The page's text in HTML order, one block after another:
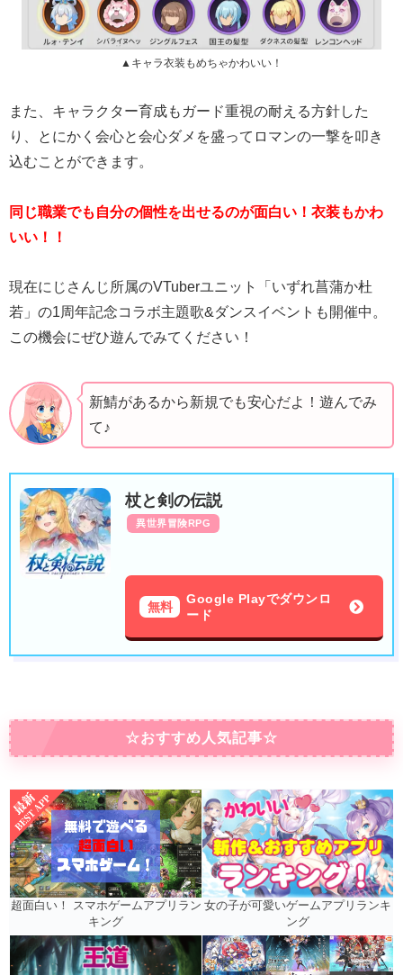
▲キャラ衣装もめちゃかわいい！
また、キャラクター育成もガード重視の耐える方針した
り、とにかく会心と会心ダメを盛ってロマンの一撃を叩き
込むことができます。
同じ職業でも自分の個性を出せるのが面白い！衣装もかわ
いい！！
現在にじさんじ所属のVTuberユニット「いずれ菖蒲か杜
若」の1周年記念コラボ主題歌&ダンスイベントも開催中。
この機会にぜひ遊んでみてください！
新鯖があるから新規でも安心だよ！遊んでみ
て♪
杖と剣の伝説
異世界冒険RPG
無料
Google Playでダウンロ
ード
☆おすすめ人気記事☆
超面白い！ スマホゲームアプリラン
キング
女の子が可愛いゲームアプリランキ
ング